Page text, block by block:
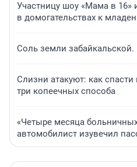
Участницу шоу «Мама в 16»
в домогательствах к
Соль земли
Слизни атакуют: как
три копеечных способа
«Четыре месяца
автомобилист изувечил